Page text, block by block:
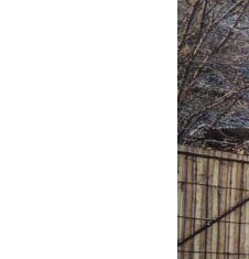
КРЫМ.НЕПОКОРЕННЫЙ
УКРАИНСКАЯ ПРОБЛЕМА КРЫМА